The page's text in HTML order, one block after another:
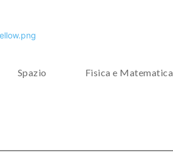
Spazio Fisica e Matematica